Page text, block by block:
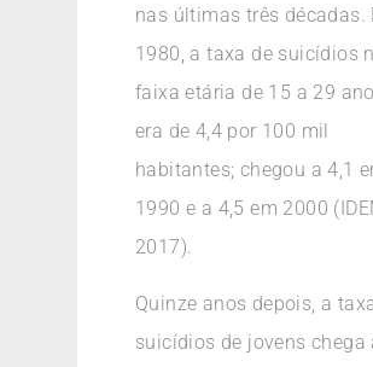
nas últimas três décadas.
1980, a taxa de suicídios
faixa etária de 15 a 29
era de 4,4 por 100 mil
habitantes; chegou a 4,1
1990 e a 4,5 em 2000
2017).
Quinze anos depois, a
suicídios de jovens chega